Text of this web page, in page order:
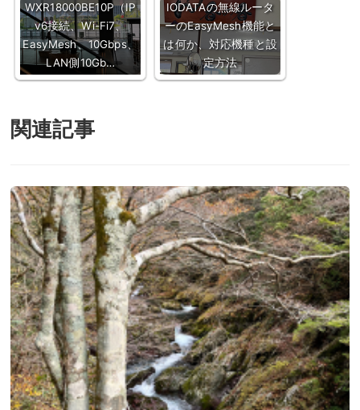
WXR18000BE10P（IP
v6接続、Wi-Fi7、
EasyMesh、10Gbps、
LAN側10Gb…
IODATAの無線ルータ
ーのEasyMesh機能と
は何か、対応機種と設
定方法
関連記事